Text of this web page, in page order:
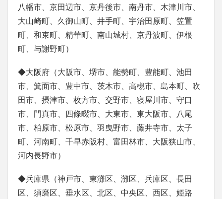
八幡市、京田辺市、京丹後市、南丹市、木津川市、
大山崎町、久御山町、井手町、宇治田原町、笠置
町、和束町、精華町、南山城村、京丹波町、伊根
町、与謝野町）
◆大阪府（大阪市、堺市、能勢町、豊能町、池田
市、箕面市、豊中市、茨木市、高槻市、島本町、吹
田市、摂津市、枚方市、交野市、寝屋川市、守口
市、門真市、四條畷市、大東市、東大阪市、八尾
市、柏原市、松原市、羽曳野市、藤井寺市、太子
町、河南町、千早赤阪村、富田林市、大阪狭山市、
河内長野市）
◆兵庫県（神戸市、東灘区、灘区、兵庫区、長田
区、須磨区、垂水区、北区、中央区、西区、姫路